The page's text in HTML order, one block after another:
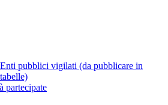
Enti pubblici vigilati (da pubblicare in
tabelle)
partecipate